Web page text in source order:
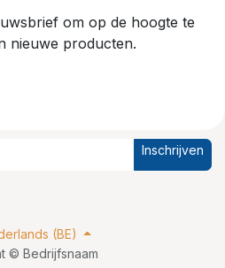
om op de hoogte te
nieuwe producten.
Inschrijven
© Bedrijfsnaam
(BE)